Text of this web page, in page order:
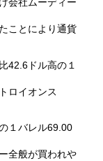
会社ムーディー
ことにより通貨
42.6ドル高の１
ロイオンス
１バレル69.00
全般が買われや